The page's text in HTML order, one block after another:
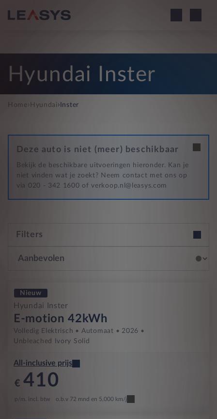
Hyundai Inster
Home› Hyundai › Inster
Deze auto is niet (meer) beschikbaar
Bekijk de beschikbare uitvoeringen hieronder. Kan je
niet vinden wat je zoekt? Neem contact met ons op
via 020 - 342 1600 of verkoop.nl@leasys.com
Filters
Nieuw
Hyundai Inster
E-motion 42kWh
Volledig Elektrisch Automaat
2026
Unbleached Ivory Solid
All-inclusive prijs
€ 410
p/m. incl. btw o.b.v 72 mnd en 5,000 km/j